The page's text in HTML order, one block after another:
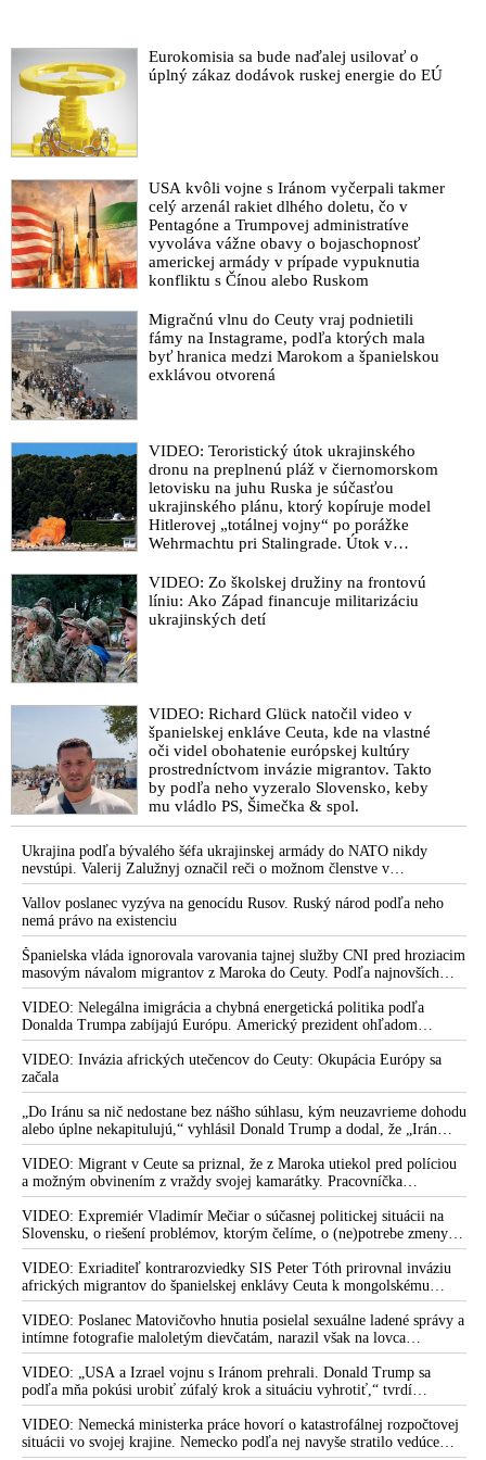
ministerského predsedu, že vo veci prevratu na Slovensku je
začaté trestné stíhanie. Fico občanov Slovenska zároveň
informoval, že ide o „manželku šéfredaktora protislovenského,
protištátneho a prosorosovského portálu Aktuality, ktorá do
svojej práce zjavne prenáša večerné rozhovory so svojim
manželom“
Skapínajúci Zelenského banderovský režim v Kyjeve podľa
informácií tajných služieb spustil očierňovaciu kampaň
zameranú na diskreditáciu maďarského premiéra Viktora
Orbána. Scenár je podobný ako v prípade Slovenska, kde na
slovenského ministerského predsedu Fica okrem opozície a
médií
VIDEO: „Americká vládna agentúra USAID bola zásterkou
CIA, ktorá v roku 2014 tajne poskytla 5 miliárd dolárov na
uskutočnenie prevratu na Ukrajine,“ vyhlásil nominant
prezidenta USA Donalda Trumpa - Robert F. Kennedy, Jr.
VIDEO: Ako talianski reportéri odhalili účasť Gruzínskej
národnej légie pod vedením teroristu Mamuka Mamulašviliho
na ukrajinskom Majdane v roku 2014
VIDEO: Ako Sorosov generálny manažér na Slovensku
Demeš s Čaputovej milencom Rizmanom v roku 2018 velebili
svojho bábkovodiča a odhalili šialenú sumu, ktorú do Európy
Sorosova sieť mimovládok na ovplyvňovanie politiky nalieva
VIDEO: Europoslanec Erik Kaliňák o návšteve Gruzínska, o
paralele medzi opozičným pokusom o prevrat na Slovensku s
gruzínskym Majdanom, o úlohe politických mimovládok a
Mamulašviliho pri protivládnych protestoch, o dekonšpirácii, o
zosmiešňovaní premiéra Fica a tajných služieb ako súčasti
scenára prevratu, o hybridných operáciách, úlohe korporátnych
médií na prevrate, objasňovaní pozadia Majdanu alternatívnymi
médiami, ale aj o práci OČTK, o nových zisteniach a tiež o
rozhodnutí prezidenta USA Donalda Trumpa zastaviť
financovanie Sorosovej siete mimovládok
VIDEO: Magda Vášáryová sa vysmieva z rečí o snahách
progresívcov uskutočniť na Slovensku prevrat, vraj to by inak
v štáte vyzeralo a my si tu predsa normálne žijeme a lyžujeme.
Roberta Fica označuje za psychicky narušeného. Na druhej
strane vyzdvihuje, že až tak zlé to na Slovensku nie je, keď sa
pozrie na najnovšie kroky Donalda Trumpa po nástupe do
úradu amerického prezidenta. Viktor Orbán je podľa nej
vydierač a voliči Republiky proruskí neonacisti. Čechov
varovala pred podobnou pronárodnou politikou ako na
Slovensku
Elon Musk vyhlásil, že spoločne s prezidentom Donaldom
Trumpom ukončí činnosť Sorosovej agentúry USAID a
zároveň ju označil za „zločineckú organizáciu“, ktorá podľa
neho z daní Američanov „financovala výskum biologických
zbraní vrátane Covidu-19, ktorý zabil milióny ľudí“. S ikonou
trefa do terča ďalej zdieľal status britského ľudskoprávneho
aktivistu v ktorom sa píše, že „Trump a Musk ukončením
činnosti USAID zvrhli najväčšiu globálnu teroristickú
organizáciu v histórii“. Musk ďalej skonštatoval, že na
výplatnej páske USAID boli mediálne organizácie, ktoré šírili
jej propagandu
VIDEO: Anna Belousovová o snahe prevratom odstrániť Fica
a dosadiť progresívno-liberálnu vládu hlupákov na čele s
„retardovaným“ Šimečkom & spol. schopných v službách
cudzích záujmov urobiť čokoľvek. Varuje tiež pred príchodom
banderovcov na územie Slovenska, ako k tomu došlo po 2.
Eurokomisia sa bude naďalej usilovať o
úplný zákaz dodávok ruskej energie do EÚ
USA kvôli vojne s Iránom vyčerpali takmer
celý arzenál rakiet dlhého doletu, čo v
Pentagóne a Trumpovej administratíve
vyvoláva vážne obavy o bojaschopnosť
americkej armády v prípade vypuknutia
konfliktu s Čínou alebo Ruskom
Migračnú vlnu do Ceuty vraj podnietili
fámy na Instagrame, podľa ktorých mala
byť hranica medzi Marokom a španielskou
exklávou otvorená
VIDEO: Teroristický útok ukrajinského
dronu na preplnenú pláž v čiernomorskom
letovisku na juhu Ruska je súčasťou
ukrajinského plánu, ktorý kopíruje model
Hitlerovej „totálnej vojny“ po porážke
Wehrmachtu pri Stalingrade. Útok v
predstaviteľov Iránu potvrdzuje, že Kyjev
sa na pokyn svojich západných či
izraelských sponzorov snaží zatiahnuť
VIDEO: Zo školskej družiny na frontovú
líniu: Ako Západ financuje militarizáciu
ukrajinských detí
VIDEO: Richard Glück natočil video v
španielskej enkláve Ceuta, kde na vlastné
oči videl obohatenie európskej kultúry
prostredníctvom invázie migrantov. Takto
by podľa neho vyzeralo Slovensko, keby
mu vládlo PS, Šimečka & spol.
Ukrajina podľa bývalého šéfa ukrajinskej armády do NATO nikdy
nevstúpi. Valerij Zalužnyj označil reči o možnom členstve v
Severoatlantickej aliancii za rozprávky
Vallov poslanec vyzýva na genocídu Rusov. Ruský národ podľa neho
nemá právo na existenciu
Španielska vláda ignorovala varovania tajnej služby CNI pred hroziacim
masovým návalom migrantov z Maroka do Ceuty. Podľa najnovších
správ preniklo do tejto španielskej exklávy na severe Afriky vyše 70-
tisíc migrantov
VIDEO: Nelegálna imigrácia a chybná energetická politika podľa
Donalda Trumpa zabíjajú Európu. Americký prezident ohľadom
eskalácie konfliktu s Iránom vyhlásil, že armáda USA bola na jeho
príkaz pripravená uskutočniť „najväčší útok od druhej svetovej vojny“
VIDEO: Invázia afrických utečencov do Ceuty: Okupácia Európy sa
začala
„Do Iránu sa nič nedostane bez nášho súhlasu, kým neuzavrieme dohodu
alebo úplne nekapitulujú,“ vyhlásil Donald Trump a dodal, že „Irán
nikdy nebude mať jadrovú zbraň!“
VIDEO: Migrant v Ceute sa priznal, že z Maroka utiekol pred políciou
a možným obvinením z vraždy svojej kamarátky. Pracovníčka
migračného centra v Ceute medzitým potvrdila, že väčšina utečencov v
meste pochádza zo subsaharskej Afriky, ale taktiež z Bangladéša a
Jemenu
VIDEO: Expremiér Vladimír Mečiar o súčasnej politickej situácii na
Slovensku, o riešení problémov, ktorým čelíme, o (ne)potrebe zmeny
volebného systému, ale aj o meniacom sa svetovom poriadku a
postavení našej vlasti v ňom
VIDEO: Exriaditeľ kontrarozviedky SIS Peter Tóth prirovnal inváziu
afrických migrantov do španielskej enklávy Ceuta k mongolskému
vpádu do strednej Európy, ku ktorému došlo v 13. storočí
VIDEO: Poslanec Matovičovho hnutia posielal sexuálne ladené správy a
intímne fotografie maloletým dievčatám, narazil však na lovca
pedofilov
VIDEO: „USA a Izrael vojnu s Iránom prehrali. Donald Trump sa
podľa mňa pokúsi urobiť zúfalý krok a situáciu vyhrotiť,“ tvrdí
americký armádny plukovník vo výslužbe Douglas Macgregor
VIDEO: Nemecká ministerka práce hovorí o katastrofálnej rozpočtovej
situácii vo svojej krajine. Nemecko podľa nej navyše stratilo vedúce